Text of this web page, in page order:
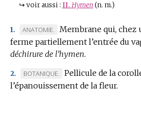
↪ voir aussi : II. Hymen (n. m.)
1.
MARQUE
DE
DOMAINE
ANATOMIE.
Membrane qui, chez
ferme partiellement l’entrée du
déchirure de l’hymen.
2.
MARQUE
DE
BOTANIQUE.
Pellicule de la
l’épanouissement de la fleur.